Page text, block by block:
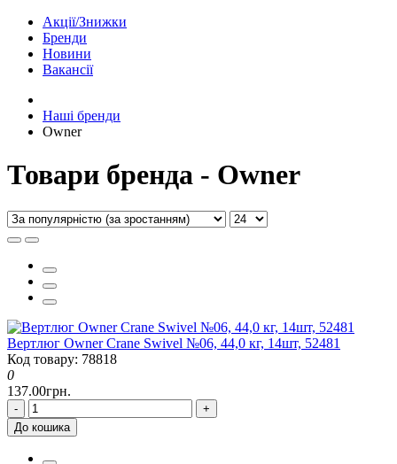
Акції/Знижки
Бренди
Новини
Вакансії
Наші бренди
Owner
Товари бренда - Owner
Вертлюг Owner Crane Swivel №06, 44,0 кг, 14шт, 52481
Код товару: 78818
0
137.00грн.
-
+
До кошика